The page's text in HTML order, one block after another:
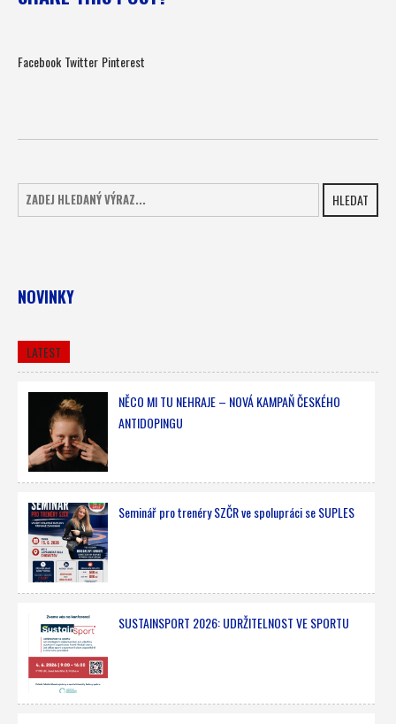
Facebook Twitter Pinterest
HLEDAT
NOVINKY
LATEST
NĚCO MI TU NEHRAJE – NOVÁ KAMPAŇ ČESKÉHO
ANTIDOPINGU
Seminář pro trenéry SZČR ve spolupráci se SUPLES
SUSTAINSPORT 2026: UDRŽITELNOST VE SPORTU